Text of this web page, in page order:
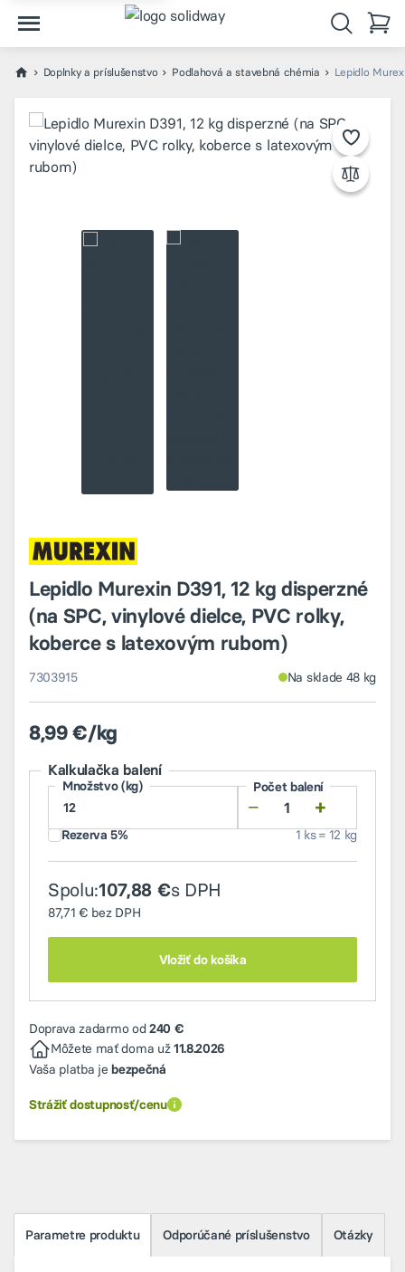
Doplnky a príslušenstvo Podlahová a stavebná chémia Lepidlo
Lepidlo Murexin D391, 12 kg disperzné
(na SPC, vinylové dielce, PVC rolky,
koberce s latexovým rubom)
7303915 Na sklade 48 kg
8,99 €/kg
Kalkulačka balení
Množstvo (kg) Počet balení
− +
Rezerva 5% 1 ks = 12 kg
Spolu:107,88 €s DPH
87,71 € bez DPH
Vložiť do košíka
Doprava zadarmo od240 €
Môžete mať doma už11.8.2026
Vaša platba jebezpečná
Strážiť dostupnosť/cenu
Parametre produktu Odporúčané príslušenstvo Otázky